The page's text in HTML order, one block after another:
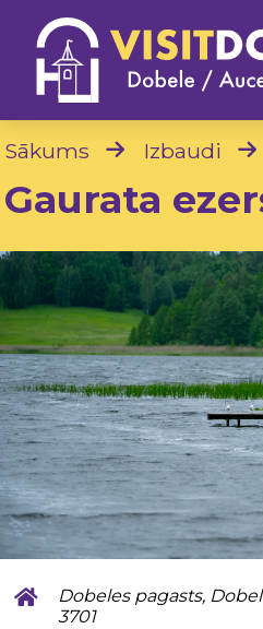
Sākums Izbaudi
Gaurata
Dobeles pagasts,
3701